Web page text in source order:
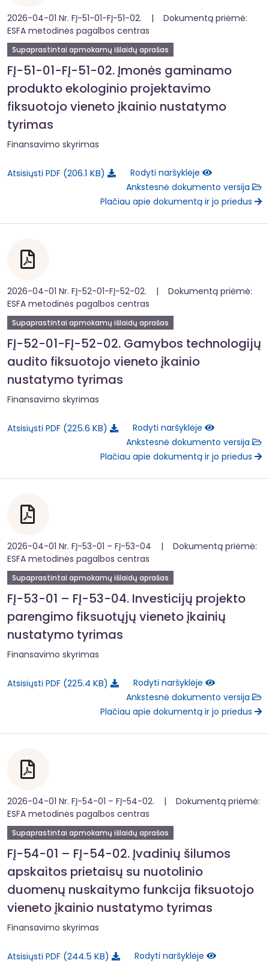
2026-04-01 Nr. FĮ-51-01-FĮ-51-02. | Dokumentą priėmė:
ESFA metodinės pagalbos centras
Supaprastintai apmokamų išlaidų aprašas
FĮ-51-01-FĮ-51-02. Įmonės gaminamo
produkto ekologinio projektavimo
fiksuotojo vieneto įkainio nustatymo
tyrimas
Finansavimo skyrimas
Atsisiųsti PDF 206.1 KB
Rodyti naršyklėje
Ankstesnė dokumento versija
Plačiau apie dokumentą ir jo priedus
2026-04-01 Nr. FĮ-52-01-FĮ-52-02. | Dokumentą priėmė:
ESFA metodinės pagalbos centras
Supaprastintai apmokamų išlaidų aprašas
FĮ-52-01-FĮ-52-02. Gamybos technologijų
audito fiksuotojo vieneto įkainio
nustatymo tyrimas
Finansavimo skyrimas
Atsisiųsti PDF 225.6 KB
Rodyti naršyklėje
Ankstesnė dokumento versija
Plačiau apie dokumentą ir jo priedus
2026-04-01 Nr. FĮ-53-01 – FĮ-53-04 | Dokumentą priėmė:
ESFA metodinės pagalbos centras
Supaprastintai apmokamų išlaidų aprašas
FĮ-53-01 – FĮ-53-04. Investicijų projekto
parengimo fiksuotųjų vieneto įkainių
nustatymo tyrimas
Finansavimo skyrimas
Atsisiųsti PDF 225.4 KB
Rodyti naršyklėje
Ankstesnė dokumento versija
Plačiau apie dokumentą ir jo priedus
2026-04-01 Nr. FĮ-54-01 – FĮ-54-02. | Dokumentą priėmė:
ESFA metodinės pagalbos centras
Supaprastintai apmokamų išlaidų aprašas
FĮ-54-01 – FĮ-54-02. Įvadinių šilumos
apskaitos prietaisų su nuotolinio
duomenų nuskaitymo funkcija fiksuotojo
vieneto įkainio nustatymo tyrimas
Finansavimo skyrimas
Atsisiųsti PDF 244.5 KB
Rodyti naršyklėje